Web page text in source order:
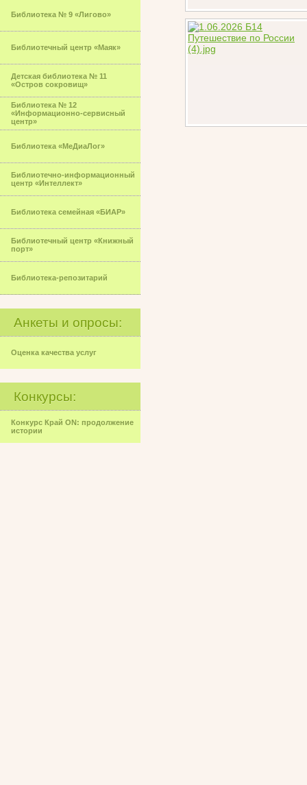
Библиотека № 9 «Лигово»
Библиотечный центр «Маяк»
Детская библиотека № 11
«Остров сокровищ»
Библиотека № 12
«Информационно-сервисный
центр»
Библиотека «МеДиаЛог»
Библиотечно-информационный
центр «Интеллект»
Библиотека семейная «БИАР»
Библиотечный центр «Книжный
порт»
Библиотека-репозитарий
Анкеты и опросы:
Оценка качества услуг
Конкурсы:
Конкурс Край ON: продолжение
истории